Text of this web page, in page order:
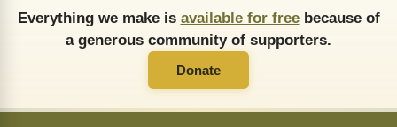
Everything we make is available for freebecause of
a generous community of supporters.
Donate